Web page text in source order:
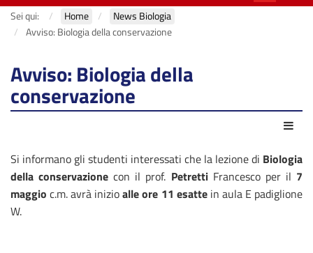
Sei qui: Home
News Biologia
Avviso: Biologia della conservazione
Avviso: Biologia della
conservazione
Si informano gli studenti interessati che la lezione di Biologia
della conservazione con il prof. PetrettiFrancesco per il 7
maggio c.m. avrà inizioalle ore 11 esattein aula E padiglione
W.